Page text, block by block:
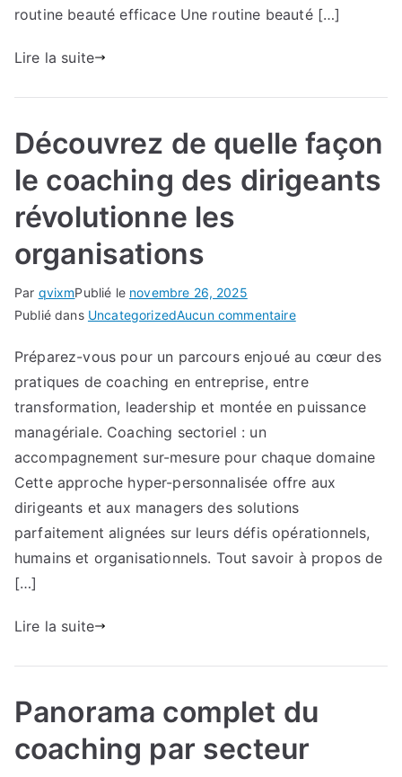
routine beauté efficace Une routine beauté […]
Lire la suite
Découvrez de quelle façon
le coaching des dirigeants
révolutionne les
organisations
Par qvixmPublié le novembre 26, 2025
Publié dans UncategorizedAucun commentairesur
de
quelle
façon
coaching
dirigeants
révolutionne
les
organisations
Préparez-vous pour un parcours enjoué au cœur des
pratiques de coaching en entreprise, entre
transformation, leadership et montée en puissance
managériale. Coaching sectoriel : un
accompagnement sur-mesure pour chaque domaine
Cette approche hyper-personnalisée offre aux
dirigeants et aux managers des solutions
parfaitement alignées sur leurs défis opérationnels,
humains et organisationnels. Tout savoir à propos de
[…]
Lire la suite
Panorama complet du
coaching par secteur